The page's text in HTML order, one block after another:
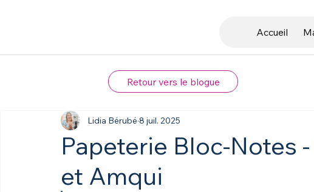
Accueil
Retour vers le blogue
Papeterie Bloc-Notes
et Amqui
Lidia Bérubé 8 juil. 2025